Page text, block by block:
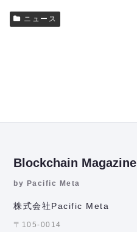
ニュース
Blockchain Magazine
by Pacific Meta
株式会社Pacific Meta
〒105-0014